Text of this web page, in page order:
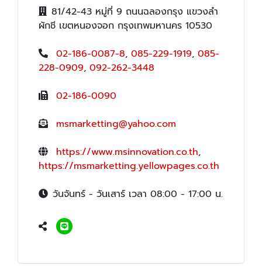
81/42-43 หมู่ที่ 9 ถนนฉลองกรุง แขวงลำ
ผักชี เขตหนองจอก กรุงเทพมหานคร 10530
02-186-0087-8, 085-229-1919, 085-
228-0909, 092-262-3448
02-186-0090
msmarketting@yahoo.com
https://www.msinnovation.co.th,
https://msmarketting.yellowpages.co.th
วันจันทร์ - วันเสาร์ เวลา 08:00 - 17:00 น.